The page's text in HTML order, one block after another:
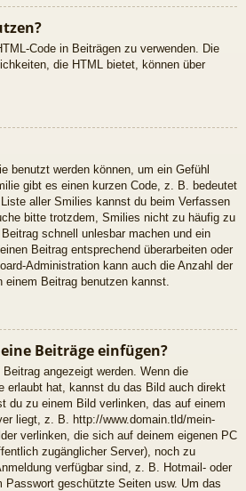
Code in Beiträgen zu verwenden. Die
die HTML bietet, können über
benutzt werden können, um ein Gefühl
gibt es einen kurzen Code, z. B. bedeutet
aller Smilies kannst du beim Verfassen
bitte trotzdem, Smilies nicht zu häufig zu
schnell unlesbar machen und ein
Beitrag entsprechend überarbeiten oder
Administration kann auch die Anzahl der
einem Beitrag benutzen kannst.
Beiträge einfügen?
angezeigt werden. Wenn die
erlaubt hat, kannst du das Bild auch direkt
du zu einem Bild verlinken, das auf einem
liegt, z. B. http://www.domain.tld/mein-
verlinken, die sich auf deinem eigenen PC
zugänglicher Server), noch zu
verfügbar sind, z. B. Hotmail- oder
Passwort geschützte Seiten usw. Um das